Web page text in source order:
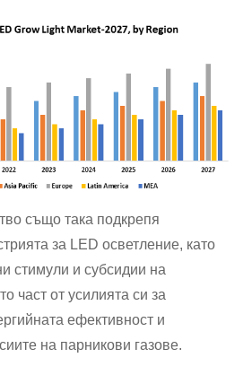
също така подкрепя
за LED осветление, като
стимули и субсидии на
част от усилията си за
ефективност и
на парникови газове.